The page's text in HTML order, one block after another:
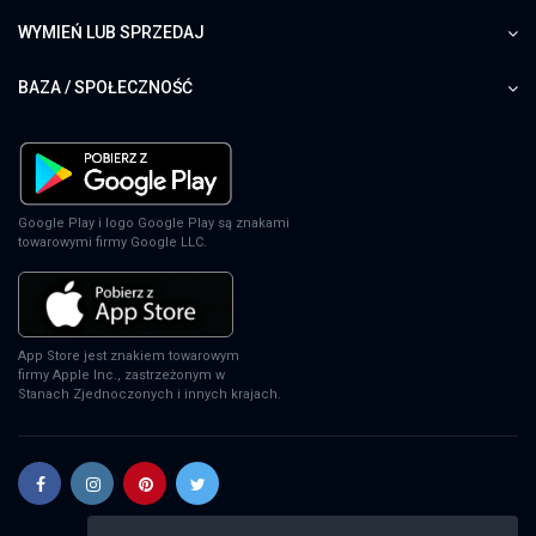
Farming Simulator 25
EA Sports FC 24
PS4
EA Sports FC 24
PS5
WYMIEŃ LUB SPRZEDAJ
BAZA / SPOŁECZNOŚĆ
Google Play i logo Google Play są znakami
towarowymi firmy Google LLC.
App Store jest znakiem towarowym
firmy Apple Inc., zastrzeżonym w
Stanach Zjednoczonych i innych krajach.